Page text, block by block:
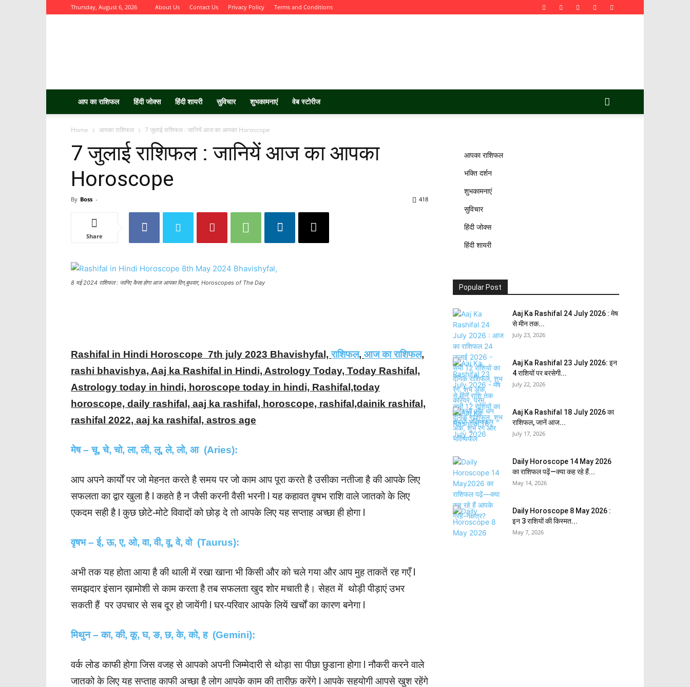
Thursday, August 6, 2026 About Us Contact Us Privacy Policy Terms and Conditions
आप का राशिफल हिंदी जोक्स हिंदी शायरी सुविचार शुभकामनाएं वेब स्टोरीज
Home आपका राशिफल 7 जुलाई राशिफल : जानियें आज का आपका Horoscope
7 जुलाई राशिफल : जानियें आज का आपका
Horoscope
By Boss - 418
Share
8 मई 2024 राशिफल : जानिए कैसा होगा आज आपका दिन,बुधवार, Horoscopes of The Day
Rashifal in Hindi Horoscope 7th july 2023 Bhavishyfal,राशिफल, आज का राशिफल,
rashi bhavishya, Aaj ka Rashifal in Hindi, Astrology Today, Today Rashifal,
Astrology today in hindi, horoscope today in hindi, Rashifal,today
horoscope, daily rashifal, aaj ka rashifal, horoscope, rashifal,dainik rashifal,
rashifal 2022, aaj ka rashifal, astros age
मेष – चू, चे, चो, ला, ली, लू, ले, लो, आ (Aries):
आप अपने कार्यों पर जो मेहनत करते है समय पर जो काम आप पूरा करते है उसीका नतीजा है की आपके लिए
सफलता का द्वार खुला है l कहते है न जैसी करनी वैसी भरनी l यह कहावत वृषभ राशि वाले जातको के लिए
एकदम सही है l कुछ छोटे-मोटे विवादों को छोड़ दे तो आपके लिए यह सप्ताह अच्छा ही होगा l
वृषभ – ई, ऊ, ए, ओ, वा, वी, वू, वे, वो (Taurus):
अभी तक यह होता आया है की थाली में रखा खाना भी किसी और को चले गया और आप मुह ताकतें रह गएँ l
समझदार इंसान ख़ामोशी से काम करता है तब सफलता खुद शोर मचाती है। सेहत में थोड़ी पीड़ाएं उभर
सकती हैं पर उपचार से सब दूर हो जायेंगी l घर-परिवार आपके लियें खर्चों का कारण बनेगा l
मिथुन – का, की, कू, घ, ङ, छ, के, को, ह (Gemini):
वर्क लोड काफी होगा जिस वजह से आपको अपनी जिम्मेदारी से थोड़ा सा पीछा छुडाना होगा l नौकरी करने वाले
जातको के लिए यह सप्ताह काफी अच्छा है लोग आपके काम की तारीफ़ करेंगे l आपके सहयोगी आपसे खुश रहेंगे
आपका राशिफल
भक्ति दर्शन
शुभकामनाएं
सुविचार
हिंदी जोक्स
हिंदी शायरी
Popular Post
Aaj Ka Rashifal 24 July 2026 : मेष
से मीन तक...
July 23, 2026
Aaj Ka Rashifal 23 July 2026: इन
4 राशियों पर बरसेगी...
July 22, 2026
Aaj Ka Rashifal 18 July 2026 का
राशिफल, जानें आज...
July 17, 2026
Daily Horoscope 14 May 2026
का राशिफल पढ़ें—क्या कह रहे हैं...
May 14, 2026
Daily Horoscope 8 May 2026 :
इन 3 राशियों की किस्मत...
May 7, 2026